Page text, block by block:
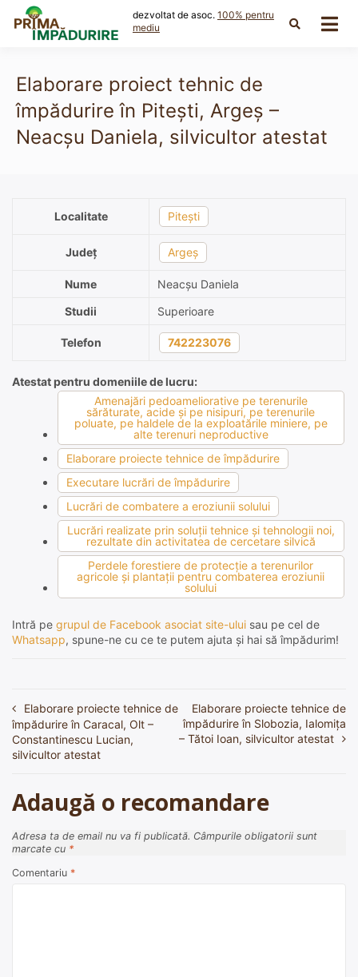
content
dezvoltat de asoc. 100% pentru
mediu
Elaborare proiect tehnic de
împădurire în Pitești, Argeș –
Neacșu Daniela, silvicultor atestat
Localitate Pitești
Județ Argeș
Nume
Neacșu Daniela
Studii
Superioare
Telefon 742223076
Atestat pentru domeniile de lucru:
Amenajări pedoameliorative pe terenurile
sărăturate, acide şi pe nisipuri, pe terenurile
poluate, pe haldele de la exploatările miniere, pe
alte terenuri neproductive
Elaborare proiecte tehnice de împădurire
Executare lucrări de împădurire
Lucrări de combatere a eroziunii solului
Lucrări realizate prin soluţii tehnice şi tehnologii noi,
rezultate din activitatea de cercetare silvică
Perdele forestiere de protecţie a terenurilor
agricole şi plantaţii pentru combaterea eroziunii
solului
Intră pe grupul de Facebook asociat site-ului sau pe cel de
Whatsapp, spune-ne cu ce te putem ajuta și hai să împădurim!
Navigare
în
articole
Elaborare proiecte tehnice de
împădurire în Caracal, Olt –
Constantinescu Lucian,
silvicultor atestat
Elaborare proiecte tehnice de
împădurire în Slobozia, Ialomița
– Tătoi Ioan, silvicultor atestat
Adaugă o recomandare
Adresa ta de email nu va fi publicată. Câmpurile obligatorii sunt
marcate cu *
Comentariu *